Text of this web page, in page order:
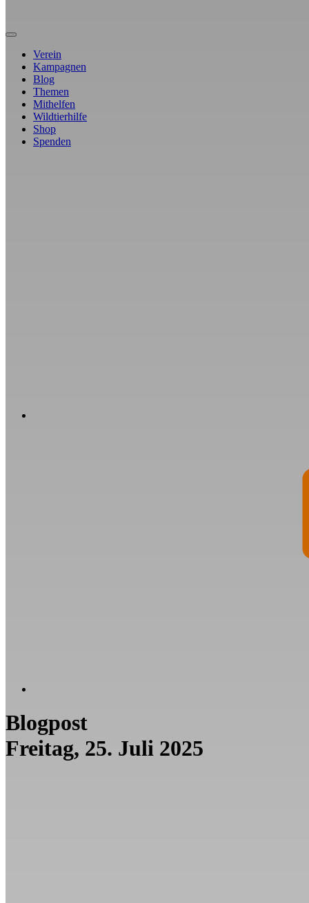
Verein
Kampagnen
Blog
Themen
Mithelfen
Wildtierhilfe
Shop
Spenden
Blogpost
Freitag, 25. Juli 2025